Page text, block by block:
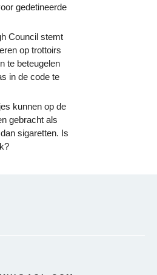
gedetineerde
Council stemt
op trottoirs
te beteugelen
in de code te
kunnen op de
gebracht als
dan sigaretten. Is